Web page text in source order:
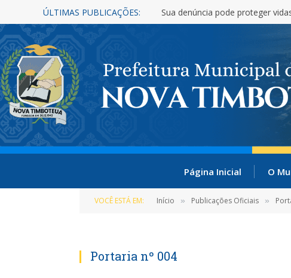
ÚLTIMAS PUBLICAÇÕES: Sua denúncia pode proteger
Página Inicial O
VOCÊ ESTÁ EM: Início » Publicações Oficiais »
Portaria nº 004